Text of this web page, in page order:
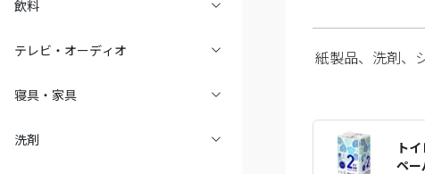
飲料
テレビ・オーディオ
寝具・家具
洗剤
紙製品、洗剤、
ト
ペー